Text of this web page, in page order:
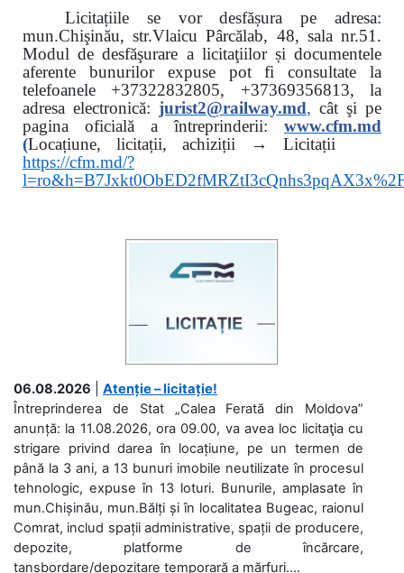
Licitațiile se vor desfășura pe adresa:
mun.Chişinău, str.Vlaicu Pârcălab, 48, sala nr.51.
Modul de desfăşurare a licitaţiilor și documentele
aferente bunurilor expuse pot fi consultate la
telefoanele +37322832805, +37369356813, la
adresa electronică: jurist2@railway.md, cât şi pe
pagina oficială a întreprinderii:
www.cfm.md
(Locațiune, licitații, achiziții → Licitații
https://cfm.md/?
06.08.2026
Atenție – licitație!
Întreprinderea de Stat „Calea Ferată din Moldova”
anunță: la 11.08.2026, ora 09.00, va avea loc licitaţia cu
strigare privind darea în locațiune, pe un termen de
până la 3 ani, a 13 bunuri imobile neutilizate în procesul
tehnologic, expuse în 13 loturi. Bunurile, amplasate în
mun.Chișinău, mun.Bălți și în localitatea Bugeac, raionul
Comrat, includ spații administrative, spații de producere,
depozite, platforme de încărcare,
tansbordare/depozitare temporară a mărfuri....